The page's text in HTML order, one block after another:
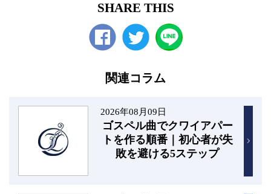
SHARE THIS
関連コラム
2026年08月09日
ゴスペル曲でクワイアパー
トを作る順番｜初心者が失
敗を避ける5ステップ